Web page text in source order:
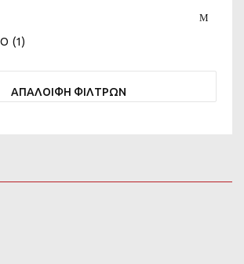
(1)
ΑΠΑΛΟΙΦΗ ΦΙΛΤΡΩΝ